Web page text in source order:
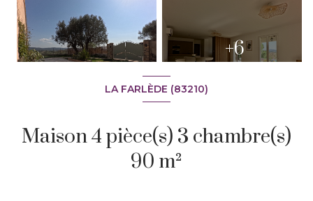
+6
LA FARLÈDE (83210)
Maison 4 pièce(s) 3 chambre(s)
90 m²